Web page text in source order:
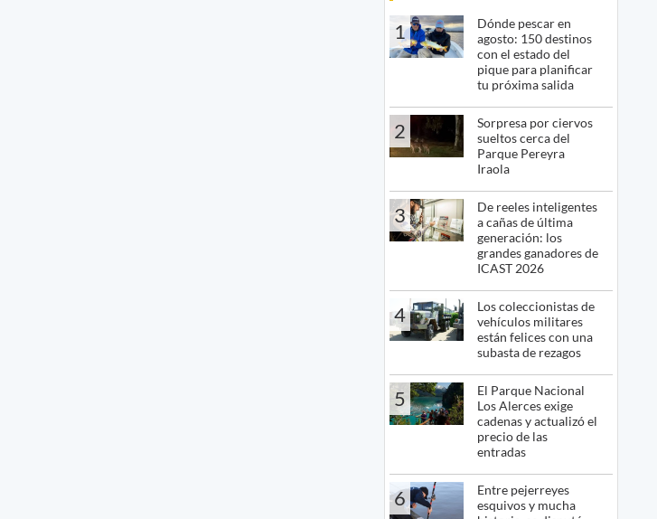
1
Dónde pescar en
agosto: 150 destinos
con el estado del
pique para planificar
tu próxima salida
2
Sorpresa por ciervos
sueltos cerca del
Parque Pereyra
Iraola
3
De reeles inteligentes
a cañas de última
generación: los
grandes ganadores de
ICAST 2026
4
Los coleccionistas de
vehículos militares
están felices con una
subasta de rezagos
5
El Parque Nacional
Los Alerces exige
cadenas y actualizó el
precio de las
entradas
6
Entre pejerreyes
esquivos y mucha